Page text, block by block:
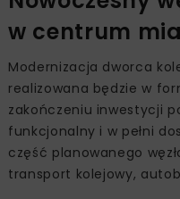
w centrum
Modernizacja dworca
realizowana będzie w
zakończeniu inwestycji
funkcjonalny i w pełni
część planowanego
transport kolejowy,